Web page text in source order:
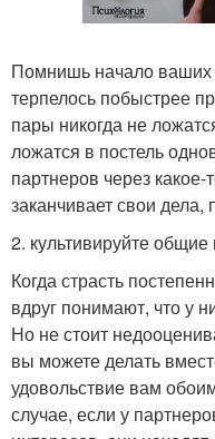
Помнишь начало ваших
терпелось побыстрее
пары никогда не
ложатся в постель
партнеров через
заканчивает свои дела,
2. культивируйте
Когда страсть
вдруг понимают, что у
Но не стоит
вы можете делать
удовольствие вам
случае, если у